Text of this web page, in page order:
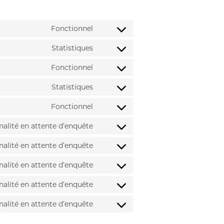
Fonctionnel
Consent
service
recaptcha
Statistiques
Consent
service
Fonctionnel
Consent
service
Statistiques
Consent
service
analytics
Fonctionnel
Consent
service
en attente d’enquête
Consent
service
fonts
en attente d’enquête
Consent
service
en attente d’enquête
Consent
service
en attente d’enquête
Consent
service
en attente d’enquête
Consent